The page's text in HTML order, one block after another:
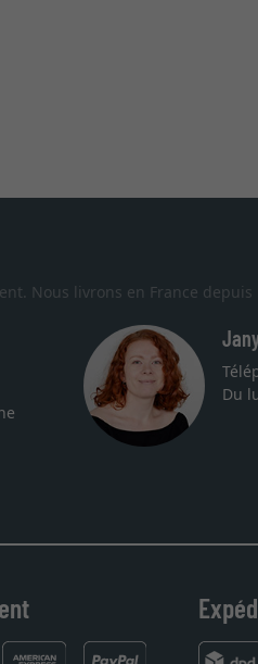
Nous livrons en France depuis
Du